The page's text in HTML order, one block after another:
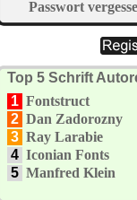
Passwort
Top 5 Schrift
1 Fontstruct
2 Dan Zadorozny
3 Ray Larabie
4 Iconian Fonts
5 Manfred Klein